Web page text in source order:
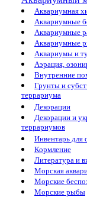
Аквариумная
Аквариумные
Аквариумные
Аквариумные
Аквариумы и
Аэрация,
Внутренние
Грунты и
террариума
Декорации
Декорации и
террариумов
Инвентарь для
Кормление
Литература и
Морская
Морские
Морские рыбы